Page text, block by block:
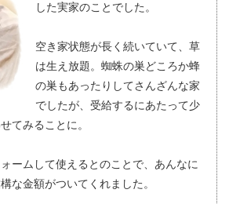
した実家のことでした。
空き家状態が長く続いていて、草
は生え放題。蜘蛛の巣どころか蜂
の巣もあったりしてさんざんな家
でしたが、受給するにあたって少
てみることに。
ームして使えるとのことで、あんなに
な金額がついてくれました。